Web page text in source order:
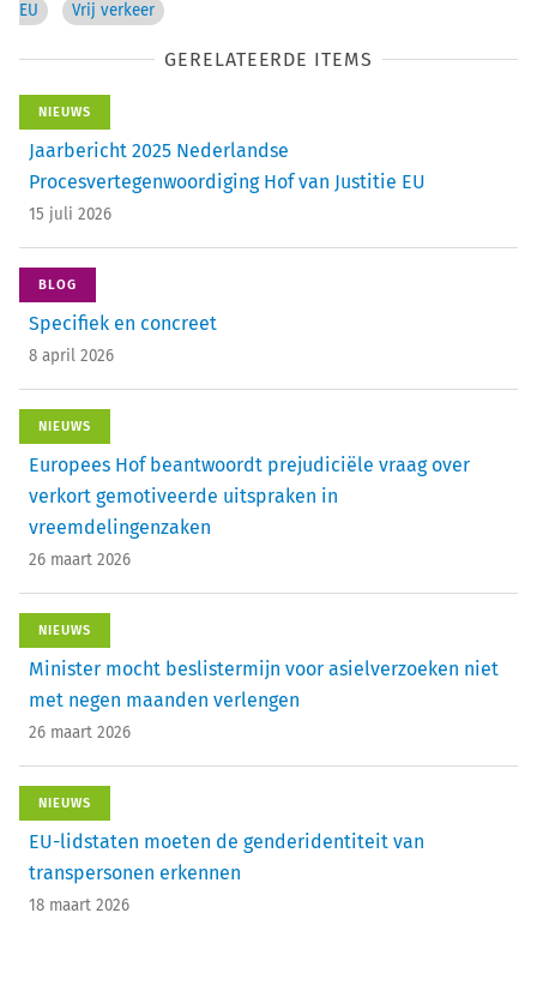
EU
Vrij verkeer
GERELATEERDE ITEMS
NIEUWS
Jaarbericht 2025 Nederlandse
Procesvertegenwoordiging Hof van Justitie EU
15 juli 2026
BLOG
Specifiek en concreet
8 april 2026
NIEUWS
Europees Hof beantwoordt prejudiciële vraag over
verkort gemotiveerde uitspraken in
vreemdelingenzaken
26 maart 2026
NIEUWS
Minister mocht beslistermijn voor asielverzoeken niet
met negen maanden verlengen
26 maart 2026
NIEUWS
EU-lidstaten moeten de genderidentiteit van
transpersonen erkennen
18 maart 2026